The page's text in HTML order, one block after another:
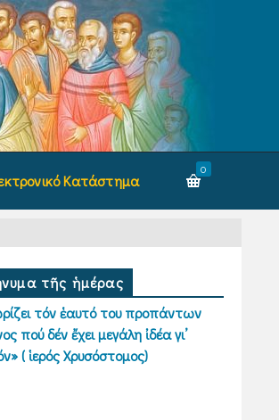
Κατάστημα
0
τῆς ἡμέρας
τόν ἑαυτό του προπάντων
πού δέν ἔχει μεγάλη ἰδέα γι’
( ἱερός Χρυσόστομος)